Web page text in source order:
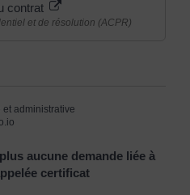
contrat
et de résolution (ACPR)
administrative
aucune demande liée à
certificat